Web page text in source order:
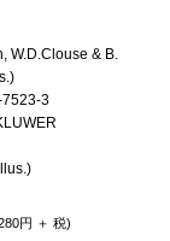
W.D.Clouse & B.
7523-3
円 ＋ 税)